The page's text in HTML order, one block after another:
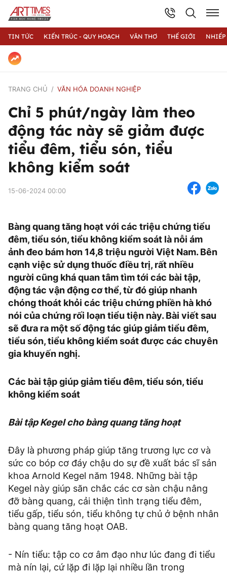
TIN TỨC KIẾN TRÚC - QUY HOẠCH VĂN THƠ THẾ GIỚI
TRANG CHỦ VĂN HÓA DOANH NGHIỆP
Chỉ 5 phút/ngày làm theo
động tác này sẽ giảm được
tiểu đêm, tiểu són, tiểu
không kiểm soát
15-06-2024 00:00
Bàng quang tăng hoạt với các triệu chứng tiểu
đêm, tiểu són, tiểu không kiểm soát là nỗi ám
ảnh đeo bám hơn 14,8 triệu người Việt Nam. Bên
cạnh việc sử dụng thuốc điều trị, rất nhiều
người cũng khá quan tâm tìm tới các bài tập,
động tác vận động cơ thể, từ đó giúp nhanh
chóng thoát khỏi các triệu chứng phiền hà khó
nói của chứng rối loạn tiểu tiện này. Bài viết sau
sẽ đưa ra một số động tác giúp giảm tiểu đêm,
tiểu són, tiểu không kiểm soát được các chuyên
gia khuyến nghị.
Các bài tập giúp giảm tiểu đêm, tiểu són, tiểu
không kiểm soát
Bài tập Kegel cho bàng quang tăng hoạt
Đây là phương pháp giúp tăng trương lực cơ và
sức co bóp cơ đáy chậu do sự đề xuất bác sĩ sản
khoa Arnold Kegel năm 1948. Những bài tập
Kegel này giúp săn chắc các cơ sàn chậu nâng
đỡ bàng quang, cải thiện tình trạng tiểu đêm,
tiểu gấp, tiểu són, tiểu không tự chủ ở bệnh nhân
bàng quang tăng hoạt OAB.
- Nín tiểu: tập co cơ âm đạo như lúc đang đi tiểu
mà nín lại, cứ lặp đi lặp lại nhiều lần trong